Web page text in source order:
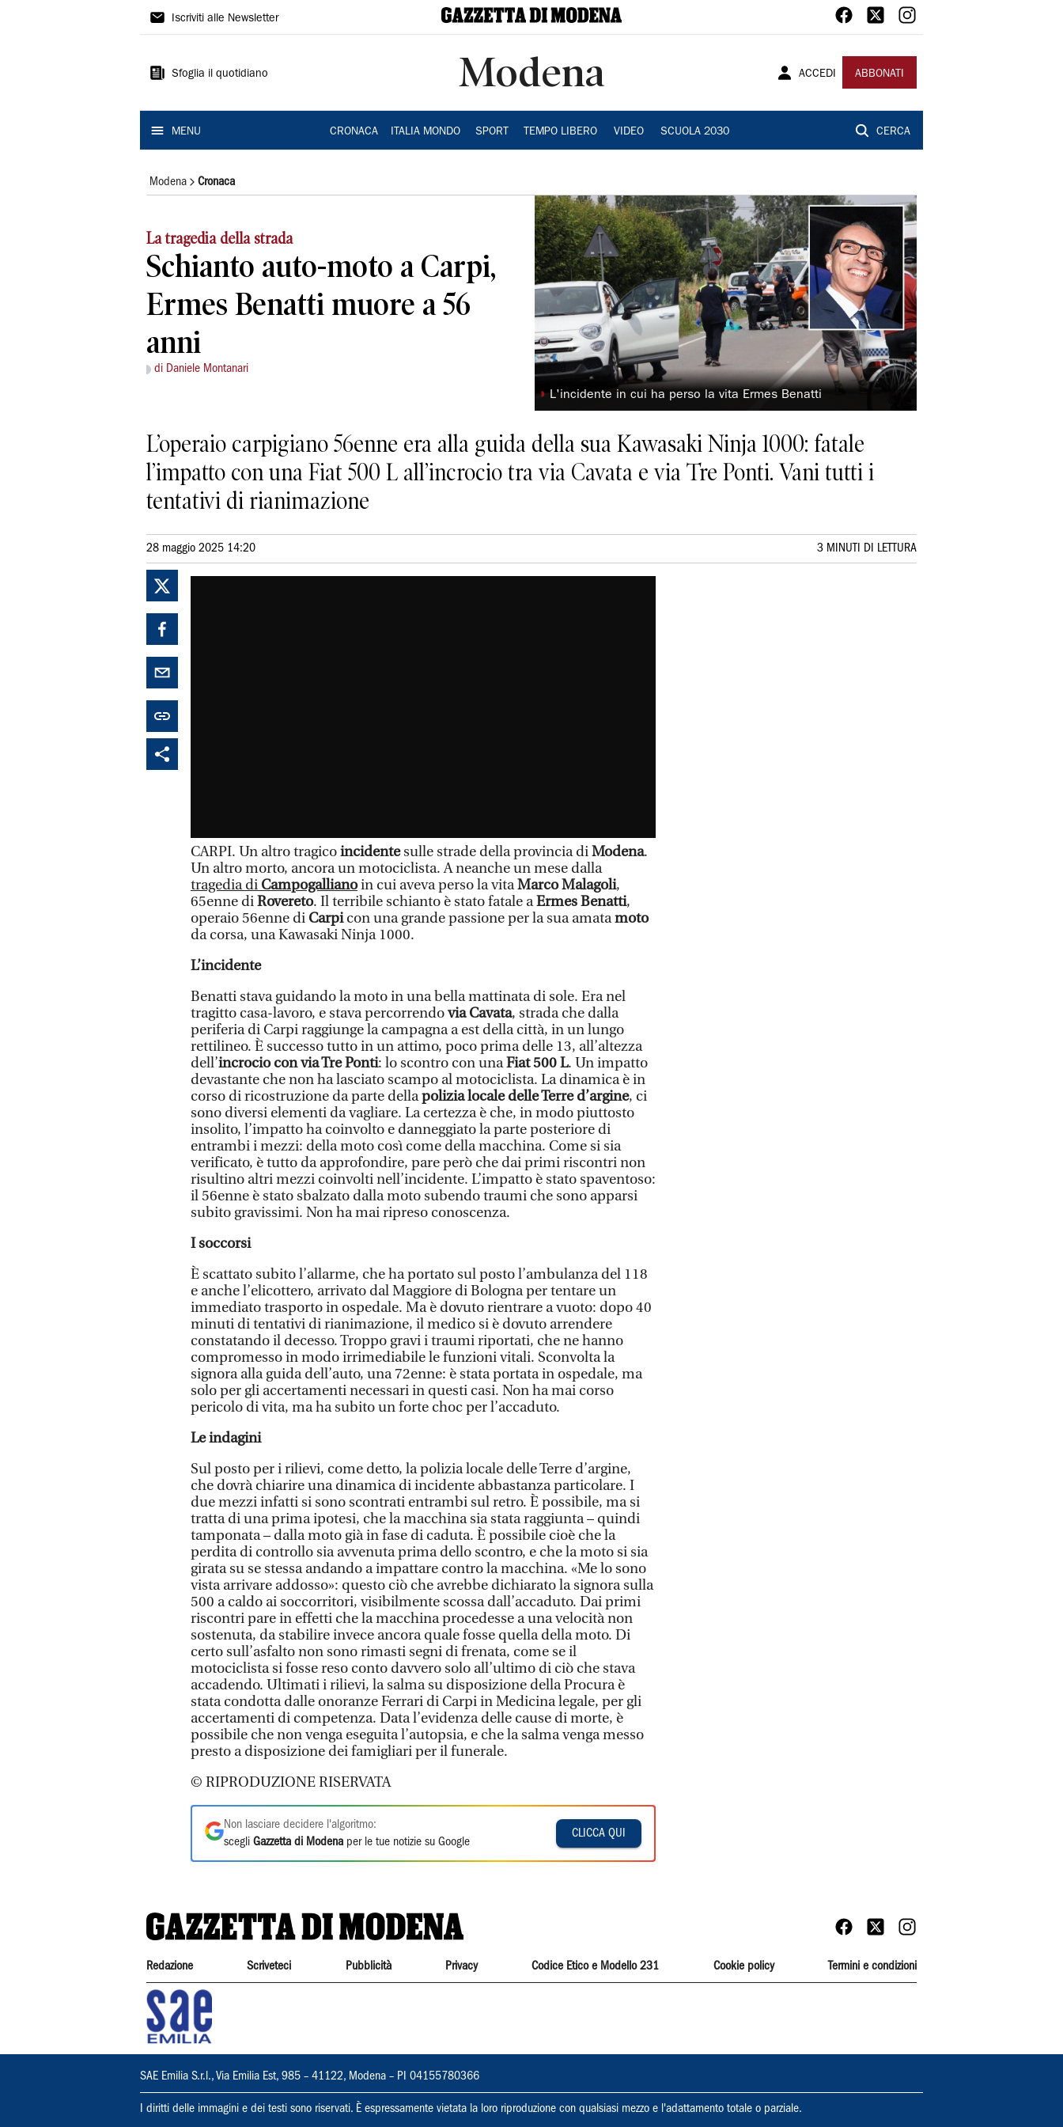
Gazzetta
Modena
Iscriviti alle Newsletter
Sfoglia il quotidiano Modena ACCEDI ABBONATI
MENU CRONACA ITALIA MONDO SPORT TEMPO LIBERO VIDEO SCUOLA 2030 CERCA
Modena Cronaca
La tragedia della strada
Schianto auto-moto a Carpi,
Ermes Benatti muore a 56
anni
di Daniele Montanari
◗ L'incidente in cui ha perso la vita Ermes Benatti
L’operaio carpigiano 56enne era alla guida della sua Kawasaki Ninja 1000: fatale
l’impatto con una Fiat 500 L all’incrocio tra via Cavata e via Tre Ponti. Vani tutti i
tentativi di rianimazione
28 maggio 2025 14:20 3 MINUTI DI LETTURA
CARPI. Un altro tragicoincidentesulle strade della provincia diModena.
Un altro morto, ancora un motociclista. A neanche un mese dalla
tragedia di Campogallianoin cui aveva perso la vitaMarco Malagoli,
65enne diRovereto. Il terribile schianto è stato fatale aErmes Benatti,
operaio 56enne di Carpicon una grande passione per la sua amatamoto
da corsa, una Kawasaki Ninja 1000.
L’incidente
Benatti stava guidando la moto in una bella mattinata di sole. Era nel
tragitto casa-lavoro, e stava percorrendovia Cavata, strada che dalla
periferia di Carpi raggiunge la campagna a est della città, in un lungo
rettilineo. È successo tutto in un attimo, poco prima delle 13, all’altezza
dell’incrocio con via Tre Ponti: lo scontro con unaFiat 500 L. Un impatto
devastante che non ha lasciato scampo al motociclista. La dinamica è in
corso di ricostruzione da parte dellapolizia locale delle Terre d’argine, ci
sono diversi elementi da vagliare. La certezza è che, in modo piuttosto
insolito, l’impatto ha coinvolto e danneggiato la parte posteriore di
entrambi i mezzi: della moto così come della macchina. Come si sia
verificato, è tutto da approfondire, pare però che dai primi riscontri non
risultino altri mezzi coinvolti nell’incidente. L’impatto è stato spaventoso:
il 56enne è stato sbalzato dalla moto subendo traumi che sono apparsi
subito gravissimi. Non ha mai ripreso conoscenza.
I soccorsi
È scattato subito l’allarme, che ha portato sul posto l’ambulanza del 118
e anche l’elicottero, arrivato dal Maggiore di Bologna per tentare un
immediato trasporto in ospedale. Ma è dovuto rientrare a vuoto: dopo 40
minuti di tentativi di rianimazione, il medico si è dovuto arrendere
constatando il decesso. Troppo gravi i traumi riportati, che ne hanno
compromesso in modo irrimediabile le funzioni vitali. Sconvolta la
signora alla guida dell’auto, una 72enne: è stata portata in ospedale, ma
solo per gli accertamenti necessari in questi casi. Non ha mai corso
pericolo di vita, ma ha subito un forte choc per l’accaduto.
Le indagini
Sul posto per i rilievi, come detto, la polizia locale delle Terre d’argine,
che dovrà chiarire una dinamica di incidente abbastanza particolare. I
due mezzi infatti si sono scontrati entrambi sul retro. È possibile, ma si
tratta di una prima ipotesi, che la macchina sia stata raggiunta – quindi
tamponata – dalla moto già in fase di caduta. È possibile cioè che la
perdita di controllo sia avvenuta prima dello scontro, e che la moto si sia
girata su se stessa andando a impattare contro la macchina. «Me lo sono
vista arrivare addosso»: questo ciò che avrebbe dichiarato la signora sulla
500 a caldo ai soccorritori, visibilmente scossa dall’accaduto. Dai primi
riscontri pare in effetti che la macchina procedesse a una velocità non
sostenuta, da stabilire invece ancora quale fosse quella della moto. Di
certo sull’asfalto non sono rimasti segni di frenata, come se il
motociclista si fosse reso conto davvero solo all’ultimo di ciò che stava
accadendo. Ultimati i rilievi, la salma su disposizione della Procura è
stata condotta dalle onoranze Ferrari di Carpi in Medicina legale, per gli
accertamenti di competenza. Data l’evidenza delle cause di morte, è
possibile che non venga eseguita l’autopsia, e che la salma venga messo
presto a disposizione dei famigliari per il funerale.
© RIPRODUZIONE RISERVATA
Non lasciare decidere l'algoritmo:
scegli Gazzetta di Modena per le tue notizie su Google
CLICCA QUI
Redazione Scriveteci Pubblicità Privacy Codice Etico e Modello 231 Cookie policy Termini e condizioni
SAE Emilia S.r.l., Via Emilia Est, 985 – 41122, Modena – PI 04155780366
I diritti delle immagini e dei testi sono riservati. È espressamente vietata la loro riproduzione con qualsiasi mezzo e l'adattamento totale o parziale.